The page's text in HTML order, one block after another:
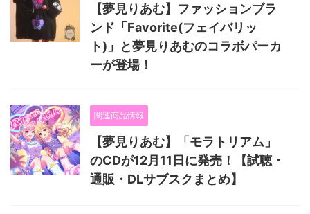
【夢見りあむ】ファッションブラ
ンド「Favorite(フェイバリッ
ト)」と夢見りあむのコラボパーカ
ーが登場！
関連商品情報
【夢見りあむ】「モラトリアム」
のCDが12月11日に発売！【試聴・
通販・DLサブスクまとめ】